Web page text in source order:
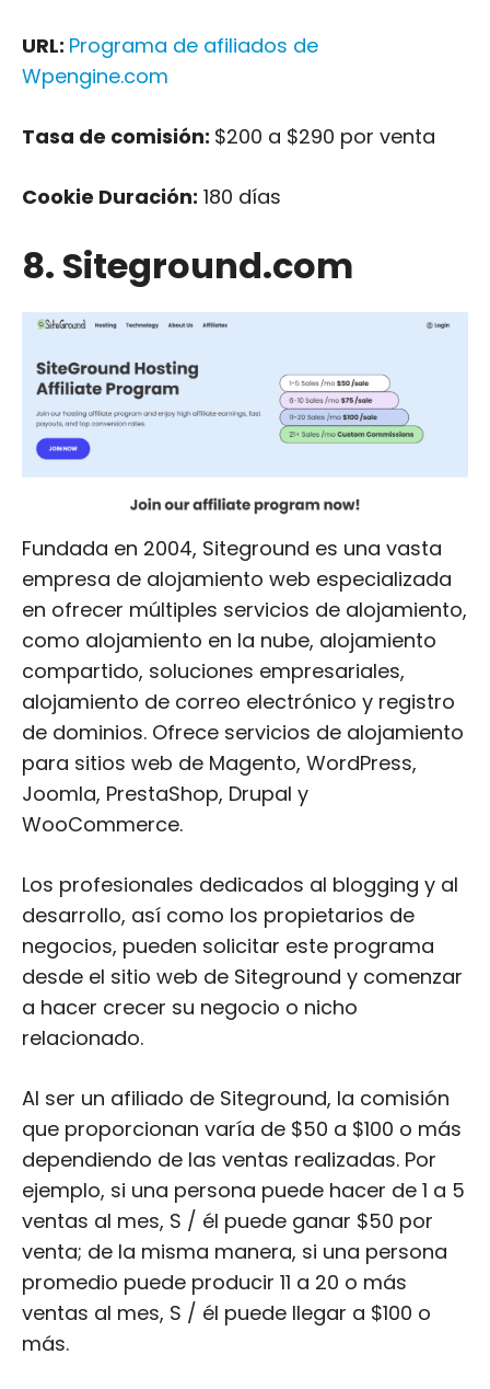
URL: Programa de afiliados de
Wpengine.com
Tasa de comisión: $200 a $290 por venta
Cookie Duración: 180 días
8. Siteground.com
Fundada en 2004, Siteground es una vasta
empresa de alojamiento web especializada
en ofrecer múltiples servicios de alojamiento,
como alojamiento en la nube, alojamiento
compartido, soluciones empresariales,
alojamiento de correo electrónico y registro
de dominios. Ofrece servicios de alojamiento
para sitios web de Magento, WordPress,
Joomla, PrestaShop, Drupal y
WooCommerce.
Los profesionales dedicados al blogging y al
desarrollo, así como los propietarios de
negocios, pueden solicitar este programa
desde el sitio web de Siteground y comenzar
a hacer crecer su negocio o nicho
relacionado.
Al ser un afiliado de Siteground, la comisión
que proporcionan varía de $50 a $100 o más
dependiendo de las ventas realizadas. Por
ejemplo, si una persona puede hacer de 1 a 5
ventas al mes, S / él puede ganar $50 por
venta; de la misma manera, si una persona
promedio puede producir 11 a 20 o más
ventas al mes, S / él puede llegar a $100 o
más.